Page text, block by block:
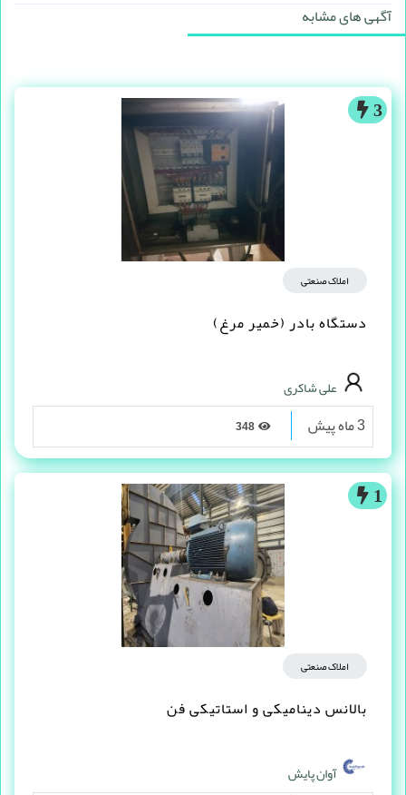
آگهی های مشابه
3
املاک صنعتی
دستگاه بادر (خمیر مرغ)
علی شاکری
3 ماه پیش
1
املاک صنعتی
بالانس دینامیکی و استاتیکی فن
آوان پایش